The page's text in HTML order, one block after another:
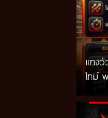
แทงวั
ไทม์